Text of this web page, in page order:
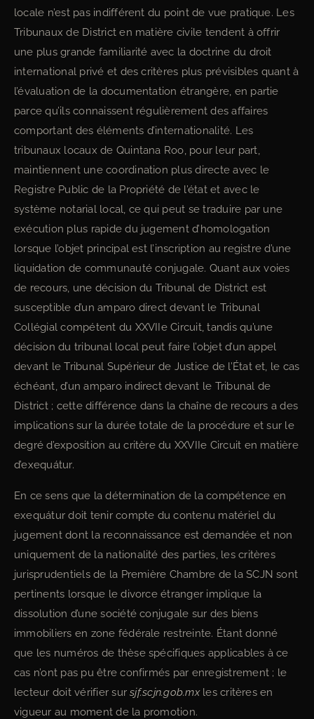
locale n’est pas indifférent du point de vue pratique. Les
Tribunaux de District en matière civile tendent à offrir
une plus grande familiarité avec la doctrine du droit
international privé et des critères plus prévisibles quant à
l’évaluation de la documentation étrangère, en partie
parce qu’ils connaissent régulièrement des affaires
comportant des éléments d’internationalité. Les
tribunaux locaux de Quintana Roo, pour leur part,
maintiennent une coordination plus directe avec le
Registre Public de la Propriété de l’état et avec le
système notarial local, ce qui peut se traduire par une
exécution plus rapide du jugement d’homologation
lorsque l’objet principal est l’inscription au registre d’une
liquidation de communauté conjugale. Quant aux voies
de recours, une décision du Tribunal de District est
susceptible d’un amparo direct devant le Tribunal
Collégial compétent du XXVIIe Circuit, tandis qu’une
décision du tribunal local peut faire l’objet d’un appel
devant le Tribunal Supérieur de Justice de l’État et, le cas
échéant, d’un amparo indirect devant le Tribunal de
District ; cette différence dans la chaîne de recours a des
implications sur la durée totale de la procédure et sur le
degré d’exposition au critère du XXVIIe Circuit en matière
d’exequátur.
En ce sens que la détermination de la compétence en
exequátur doit tenir compte du contenu matériel du
jugement dont la reconnaissance est demandée et non
uniquement de la nationalité des parties, les critères
jurisprudentiels de la Première Chambre de la SCJN sont
pertinents lorsque le divorce étranger implique la
dissolution d’une société conjugale sur des biens
immobiliers en zone fédérale restreinte. Étant donné
que les numéros de thèse spécifiques applicables à ce
cas n’ont pas pu être confirmés par enregistrement ; le
lecteur doit vérifier sursjf.scjn.gob.mxles critères en
vigueur au moment de la promotion.